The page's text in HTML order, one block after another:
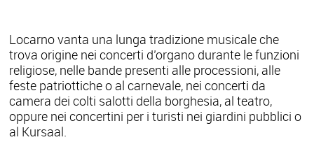
Locarno vanta una lunga tradizione musicale che
trova origine nei concerti d’organo durante le funzioni
religiose, nelle bande presenti alle processioni, alle
feste patriottiche o al carnevale, nei concerti da
camera dei colti salotti della borghesia, al teatro,
oppure nei concertini per i turisti nei giardini pubblici o
al Kursaal.